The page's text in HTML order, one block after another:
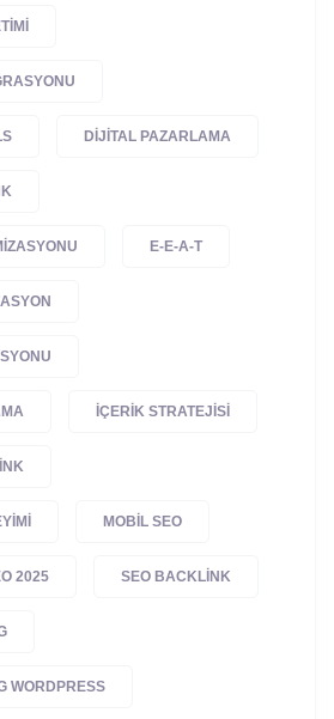
DIJITAL PAZARLAMA
E-E-A-T
IÇERIK STRATEJISI
MOBIL SEO
2025 SEO BACKLINK
WORDPRESS